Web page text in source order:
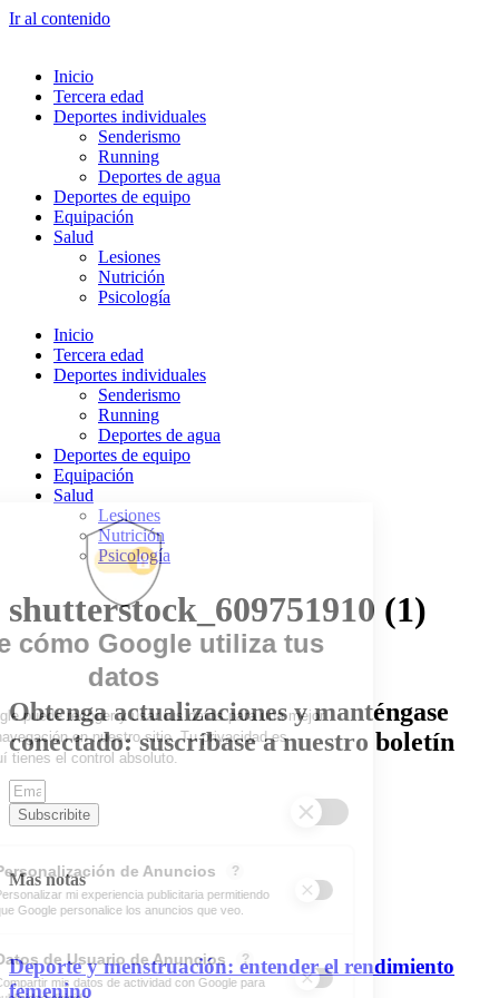
Ir al contenido
Inicio
Tercera edad
Deportes individuales
Senderismo
Running
Deportes de agua
Deportes de equipo
Equipación
Salud
Lesiones
Nutrición
Psicología
Inicio
Tercera edad
Deportes individuales
Senderismo
Running
Deportes de agua
Deportes de equipo
Equipación
Salud
Lesiones
Nutrición
Psicología
shutterstock_609751910 (1)
Obtenga actualizaciones y manténgase
conectado: suscríbase a nuestro boletín
Subscribite
Mas notas
Deporte y menstruación: entender el rendimiento
femenino